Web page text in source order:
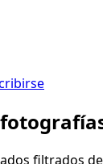
filtrados